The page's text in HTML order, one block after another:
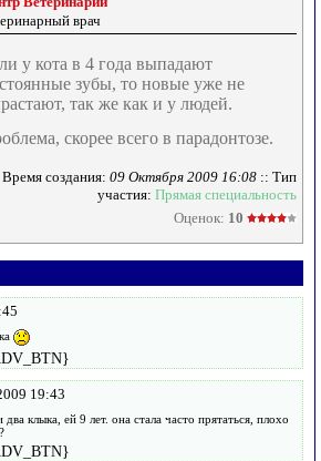
врач
у кота в 4 года выпадают
зубы, то новые уже не
так же как и у людей.
скорее всего в парадонтозе.
Время создания: 09 Октября 2009 16:08 :: Тип
участия: Прямая специальность
Оценок: 10
19:43
клыка, ей 9 лет. она стала часто прятаться, плохо